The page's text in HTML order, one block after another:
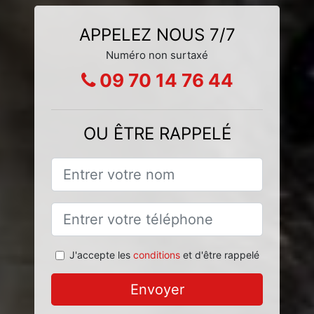
APPELEZ NOUS 7/7
Numéro non surtaxé
09 70 14 76 44
OU ÊTRE RAPPELÉ
J'accepte les conditionset d'être rappelé
Envoyer